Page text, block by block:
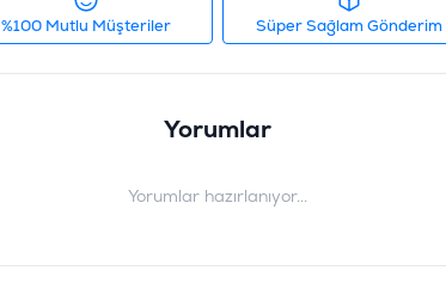
%100 Mutlu Müşteriler Süper Sağlam Gönderim
Yorumlar
Yorumlar hazırlanıyor...